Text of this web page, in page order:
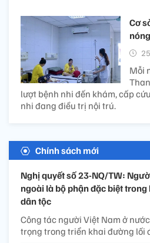
Cơ
Mỗi
lượt bệnh nhi đến khám, cấp
nhi đang điều trị nội trú.
Chính sách mới
Nghị quyết số 23-NQ/TW:
ngoài là bộ phận đặc biệt
dân tộc
Công tác người Việt Nam ở
trọng trong triển khai đường lối